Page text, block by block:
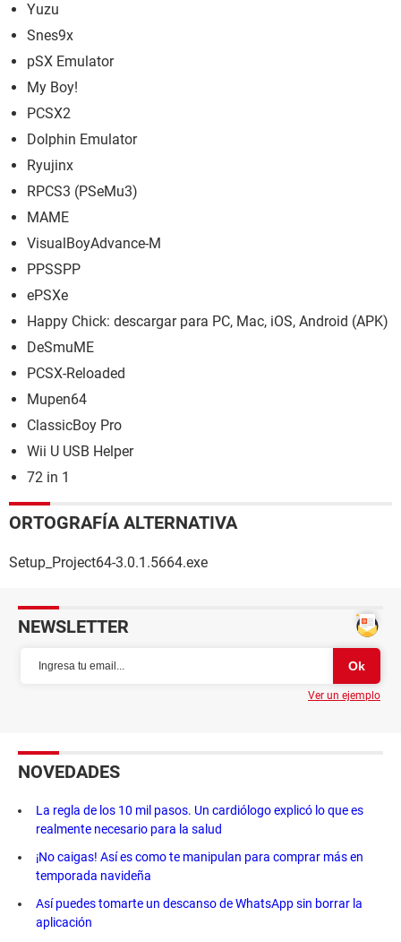
Yuzu
Snes9x
pSX Emulator
My Boy!
PCSX2
Dolphin Emulator
Ryujinx
RPCS3 (PSeMu3)
MAME
VisualBoyAdvance-M
PPSSPP
ePSXe
Happy Chick: descargar para PC, Mac, iOS, Android (APK)
DeSmuME
PCSX-Reloaded
Mupen64
ClassicBoy Pro
Wii U USB Helper
72 in 1
ORTOGRAFÍA ALTERNATIVA
Setup_Project64-3.0.1.5664.exe
NEWSLETTER
Ver un ejemplo
NOVEDADES
La regla de los 10 mil pasos. Un cardiólogo explicó lo que es
realmente necesario para la salud
¡No caigas! Así es como te manipulan para comprar más en
temporada navideña
Así puedes tomarte un descanso de WhatsApp sin borrar la
aplicación